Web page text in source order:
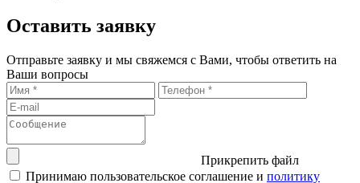
Оставить заявку
Отправьте заявку и мы свяжемся с Вами, чтобы ответить на
Ваши вопросы
Прикрепить файл
Принимаю пользовательское соглашение и политику